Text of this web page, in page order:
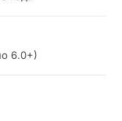
6.0+)